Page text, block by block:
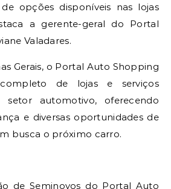
opções disponíveis nas lojas
a gerente-geral do Portal
Valadares.
Gerais, o Portal Auto Shopping
de lojas e serviços
setor automotivo, oferecendo
e diversas oportunidades de
busca o próximo carro.
de Seminovos do Portal Auto